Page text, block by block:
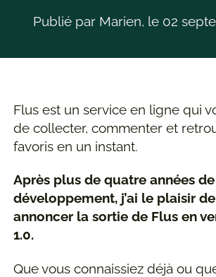
Publié par Marien, le 02
Flus est un service en ligne qui
de collecter, commenter et
favoris en un instant.
Après plus de quatre années de
développement, j’ai le plaisir
annoncer la sortie de Flus en
1.0.
Que vous connaissiez déjà ou